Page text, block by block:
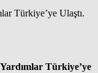
Türkiye’ye